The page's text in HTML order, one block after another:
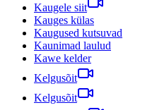
Kaugele siit
Kauges külas
Kaugused kutsuvad
Kaunimad laulud
Kawe kelder
Kelgusõit
Kelgusõit